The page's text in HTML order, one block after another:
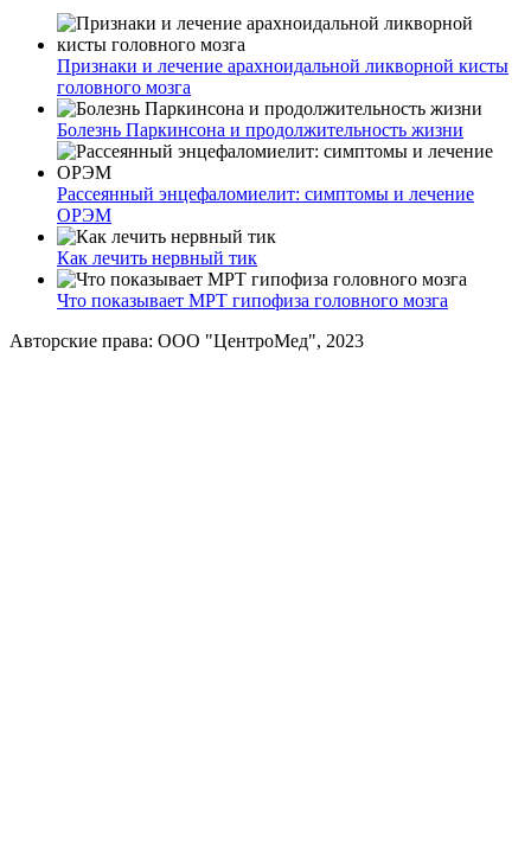
Признаки и лечение арахноидальной ликворной кисты
головного мозга
Болезнь Паркинсона и продолжительность жизни
Рассеянный энцефаломиелит: симптомы и лечение
ОРЭМ
Как лечить нервный тик
Что показывает МРТ гипофиза головного мозга
Авторские права: ООО "ЦентроМед", 2023